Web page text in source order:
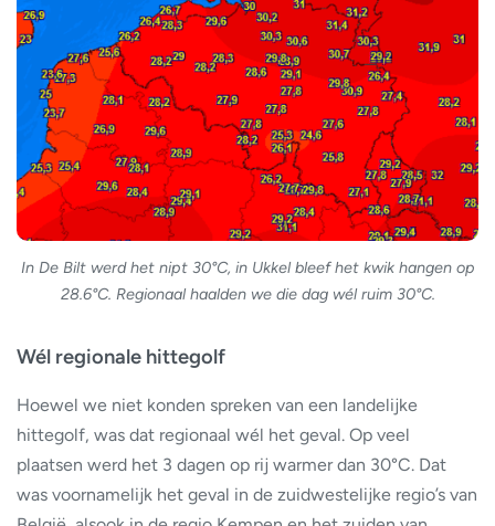
In De Bilt werd het nipt 30°C, in Ukkel bleef het kwik hangen op
28.6°C. Regionaal haalden we die dag wél ruim 30°C.
Wél regionale hittegolf
Hoewel we niet konden spreken van een landelijke
hittegolf, was dat regionaal wél het geval. Op veel
plaatsen werd het 3 dagen op rij warmer dan 30°C. Dat
was voornamelijk het geval in de zuidwestelijke regio’s van